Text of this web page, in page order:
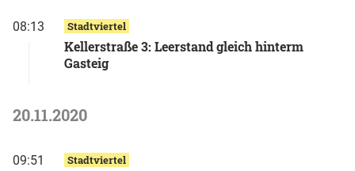
08:13 Stadtviertel
Kellerstraße 3: Leerstand gleich hinterm
Gasteig
20.11.2020
09:51 Stadtviertel